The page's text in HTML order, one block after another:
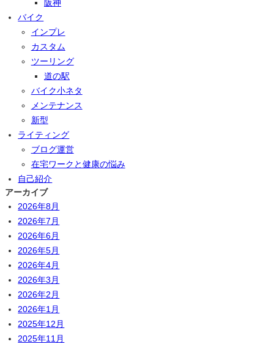
阪神
バイク
インプレ
カスタム
ツーリング
道の駅
バイク小ネタ
メンテナンス
新型
ライティング
ブログ運営
在宅ワークと健康の悩み
自己紹介
アーカイブ
2026年8月
2026年7月
2026年6月
2026年5月
2026年4月
2026年3月
2026年2月
2026年1月
2025年12月
2025年11月